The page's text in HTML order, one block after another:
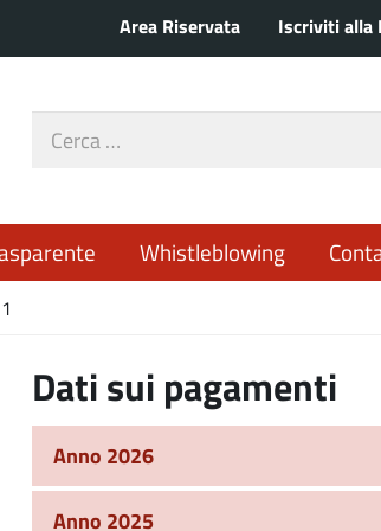
Area Riservata Iscriviti alla
Cerca
Whistleblowing
Dati sui pagamenti
Anno 2026
Anno 2025